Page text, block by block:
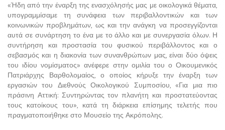
«Ήδη από την έναρξη της ενασχόλησής μας με οικολογικά θέματα,
υπογραμμίσαμε τη συνάφεια των περιβαλλοντικών και των
κοινωνικών προβλημάτων, ως και την ανάγκη να προσεγγίζονται
αυτά σε συνάρτηση το ένα με το άλλο και με συνεργασία όλων. Η
συντήρηση και προστασία του φυσικού περιβάλλοντος και ο
σεβασμός και η διακονία των συνανθρώπων μας, είναι δύο όψεις
του ιδίου νομίσματος» ανέφερε στην ομιλία του ο Οικουμενικός
Πατριάρχης Βαρθολομαίος, ο οποίος κήρυξε την έναρξη των
εργασιών του Διεθνούς Οικολογικού Συμποσίου, «Για μια πιο
πράσινη Αττική: Συντηρώντας τον πλανήτη και προστατεύοντας
τους κατοίκους του», κατά τη διάρκεια επίσημης τελετής που
πραγματοποιήθηκε στο Μουσείο της Ακρόπολης.